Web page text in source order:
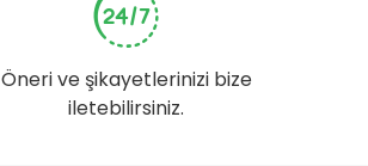
Öneri ve şikayetlerinizi bize
iletebilirsiniz.